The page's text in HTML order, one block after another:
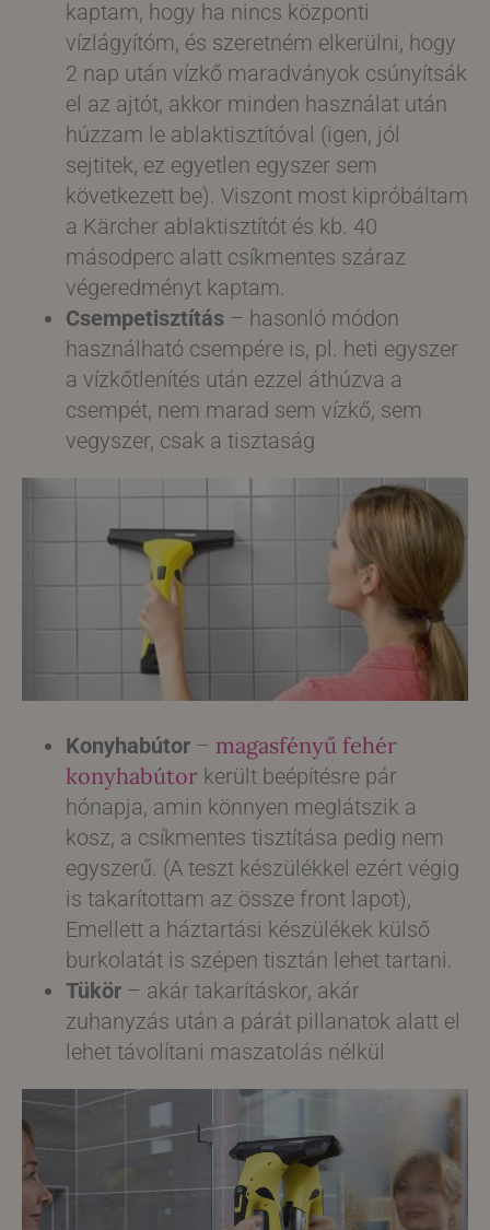
kaptam, hogy ha nincs központi
vízlágyítóm, és szeretném elkerülni, hogy
2 nap után vízkő maradványok csúnyítsák
el az ajtót, akkor minden használat után
húzzam le ablaktisztítóval (igen, jól
sejtitek, ez egyetlen egyszer sem
következett be). Viszont most kipróbáltam
a Kärcher ablaktisztítót és kb. 40
másodperc alatt csíkmentes száraz
végeredményt kaptam.
Csempetisztítás – hasonló módon
használható csempére is, pl. heti egyszer
a vízkőtlenítés után ezzel áthúzva a
csempét, nem marad sem vízkő, sem
vegyszer, csak a tisztaság
Konyhabútor – magasfényű fehér
konyhabútor került beépítésre pár
hónapja, amin könnyen meglátszik a
kosz, a csíkmentes tisztítása pedig nem
egyszerű. (A teszt készülékkel ezért végig
is takarítottam az össze front lapot),
Emellett a háztartási készülékek külső
burkolatát is szépen tisztán lehet tartani.
Tükör – akár takarításkor, akár
zuhanyzás után a párát pillanatok alatt el
lehet távolítani maszatolás nélkül